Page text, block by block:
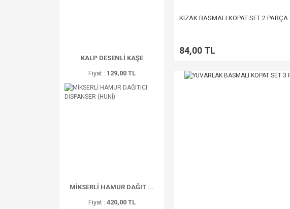
KALP DESENLİ KAŞE
Fiyat : 129,00 TL
MİKSERLİ HAMUR DAĞIT ...
Fiyat : 420,00 TL
KIZAK BASMALI KOPAT SET 2 PARÇA
84,00 TL